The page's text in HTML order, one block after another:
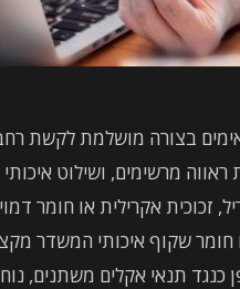
בצורה מושלמת לקשת
ראווה מרשימים, ושילוט
זכוכית אקרילית או חומר
שקוף איכותי המשדר
כנגד תנאי אקלים משתנים,